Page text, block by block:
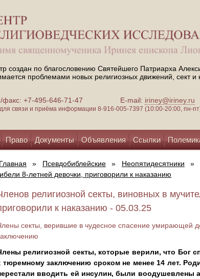
создан по благословению Святейшего Патриарха
проблемами новых религиозных движений, сект и
факс: +7-495-646-71-47 E-mail: iriney@iriney.ru
связи и приёма информации 8-916-005-7397 (10:00-20:00, пн-
Право Документы Объявления Ссылки
Главная » Псевдобиблейские » Неопятидесятники »
8-летней девочки, приговорили к наказанию
религиозной секты, виновных в
к наказанию - 05.03.25
секты, верившие в чудесное спасение умирающей
религиозной секты, которые верили, что Бог
тюремному заключению сроком не менее 14 лет.
вводить ей инсулин, были воодушевлены